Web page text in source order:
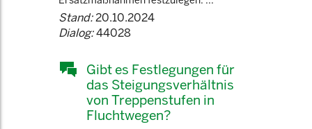
Stand:20.10.2024
Dialog:44028
Gibt es Festlegungen für
das Steigungsverhältnis
von Treppenstufen in
Fluchtwegen?